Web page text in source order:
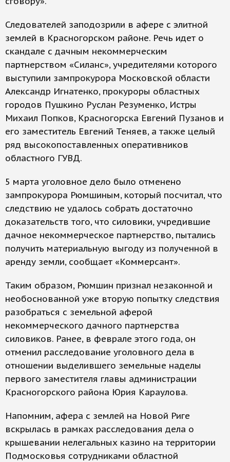
Следователей заподозрили в афере с элитной
землей в Красногорском районе. Речь идет о
скандале с дачным некоммерческим
партнерством «Силанс», учредителями которого
выступили зампрокурора Московской области
Александр Игнатенко, прокуроры областных
городов Пушкино Руслан Резуменко, Истры
Михаил Попков, Красногорска Евгений Пузанов и
его заместитель Евгений Теняев, а также целый
ряд высокопоставленных оперативников
областного ГУВД.
5 марта уголовное дело было отменено
зампрокурора Рюмшиным, который посчитал, что
следствию не удалось собрать достаточно
доказательств того, что силовики, учредившие
дачное некоммерческое партнерство, пытались
получить материальную выгоду из полученной в
аренду земли, сообщает «Коммерсант».
Таким образом, Рюмшин признал незаконной и
необоснованной уже вторую попытку следствия
разобраться с земельной аферой
некоммерческого дачного партнерства
силовиков. Ранее, в феврале этого года, он
отменил расследование уголовного дела в
отношении выделившего земельные наделы
первого заместителя главы администрации
Красногорского района Юрия Караулова.
Напомним, афера с землей на Новой Риге
вскрылась в рамках расследования дела о
крышевании нелегальных казино на территории
Подмосковья сотрудниками областной